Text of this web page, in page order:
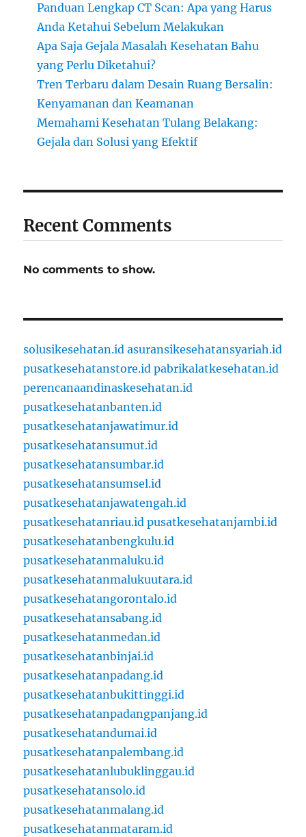
Panduan Lengkap CT Scan: Apa yang Harus
Anda Ketahui Sebelum Melakukan
Apa Saja Gejala Masalah Kesehatan Bahu
yang Perlu Diketahui?
Tren Terbaru dalam Desain Ruang Bersalin:
Kenyamanan dan Keamanan
Memahami Kesehatan Tulang Belakang:
Gejala dan Solusi yang Efektif
Recent Comments
No comments to show.
solusikesehatan.id asuransikesehatansyariah.id
pusatkesehatanstore.id pabrikalatkesehatan.id
perencanaandinaskesehatan.id
pusatkesehatanbanten.id
pusatkesehatanjawatimur.id
pusatkesehatansumut.id
pusatkesehatansumbar.id
pusatkesehatansumsel.id
pusatkesehatanjawatengah.id
pusatkesehatanriau.id pusatkesehatanjambi.id
pusatkesehatanbengkulu.id
pusatkesehatanmaluku.id
pusatkesehatanmalukuutara.id
pusatkesehatangorontalo.id
pusatkesehatansabang.id
pusatkesehatanmedan.id
pusatkesehatanbinjai.id
pusatkesehatanpadang.id
pusatkesehatanbukittinggi.id
pusatkesehatanpadangpanjang.id
pusatkesehatandumai.id
pusatkesehatanpalembang.id
pusatkesehatanlubuklinggau.id
pusatkesehatansolo.id
pusatkesehatanmalang.id
pusatkesehatanmataram.id